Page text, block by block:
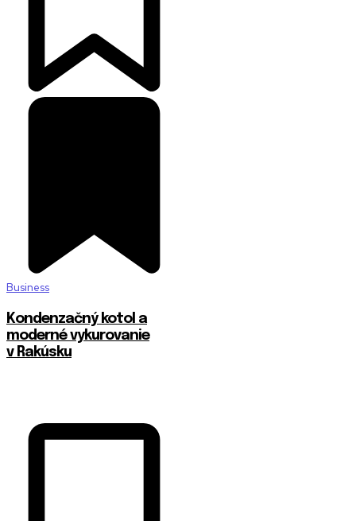
Business
Kondenzačný kotol a
moderné vykurovanie
v Rakúsku